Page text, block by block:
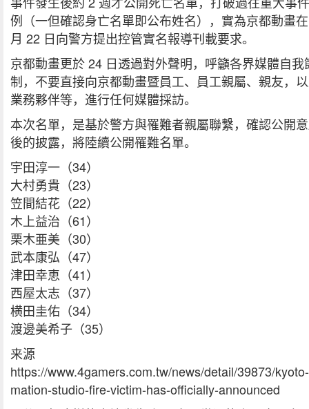
例（一但確認身亡名單即公布姓名），實為京都動畫
月 22 日向警方提出控管實名報導刊載要求。
京都動畫更於 24 日透過對外聲明，呼籲各界媒體自我
制，不要直接向京都動畫暨員工、員工親屬、親友，
業務夥伴等，進行任何媒體採訪。
本次名單，是基於警方與罹難者親屬聯繫，確認公開
後的披露，將陸續公開罹難名單。
宇田淳一（34）
大村勇貴（23）
笠間結花（22）
木上益治（61）
栗木亜美（30）
武本康弘（47）
津田幸恵（41）
西屋太志（37）
横田圭佑（34）
渡邊美希子（35）
来源
https://www.4gamers.com.tw/news/detail/39873/
mation-studio-fire-victim-has-officially-announced